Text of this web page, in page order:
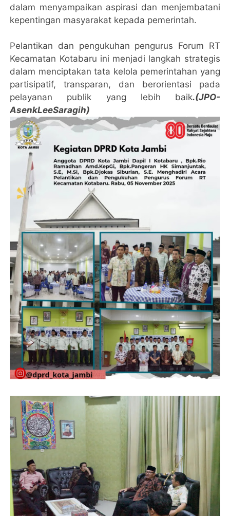
dalam menyampaikan aspirasi dan menjembatani
kepentingan masyarakat kepada pemerintah.
Pelantikan dan pengukuhan pengurus Forum RT
Kecamatan Kotabaru ini menjadi langkah strategis
dalam menciptakan tata kelola pemerintahan yang
partisipatif, transparan, dan berorientasi pada
pelayanan publik yang lebih baik.(JPO-
AsenkLeeSaragih)